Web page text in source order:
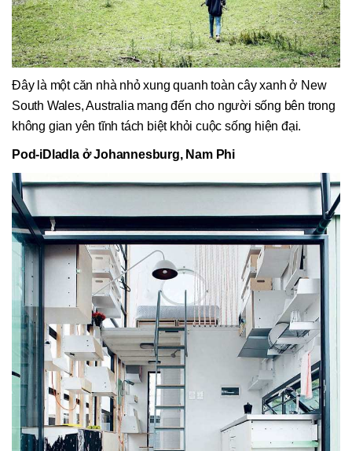
Đây là một căn nhà nhỏ xung quanh toàn cây xanh ở New
South Wales, Australia mang đến cho người sống bên trong
không gian yên tĩnh tách biệt khỏi cuộc sống hiện đại.
Pod-iDladla ở Johannesburg, Nam Phi